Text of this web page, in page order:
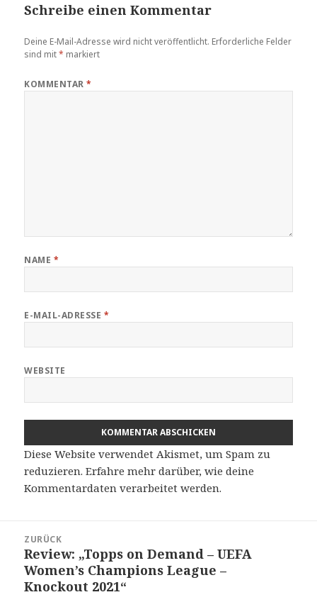
Schreibe einen Kommentar
Deine E-Mail-Adresse wird nicht veröffentlicht. Erforderliche Felder
sind mit* markiert
KOMMENTAR*
NAME *
E-MAIL-ADRESSE *
WEBSITE
Diese Website verwendet Akismet, um Spam zu
reduzieren.Erfahre mehr darüber, wie deine
Kommentardaten verarbeitet werden.
ZURÜCK
Vorheriger
Beitrag:
Review: „Topps on Demand – UEFA
Women’s Champions League –
Knockout 2021“